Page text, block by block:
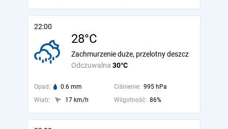
22:00
28°C
Odczuwalna 30°C
Zachmurzenie duże, przelotny deszcz
Opad: 0.6 mm Ciśnienie: 995 hPa
Wiatr:
17 km/h Wilgotność: 86%